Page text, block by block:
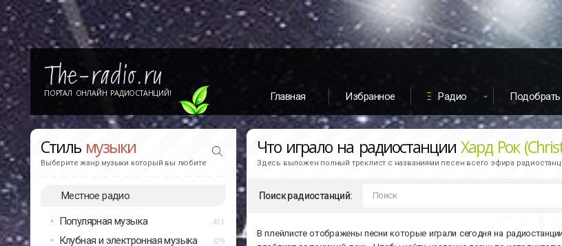
ПОРТАЛ ОНЛАЙН РАДИОСТАНЦИЙ! Главная Избранное Радио Подобрать
Стиль музыки
Выберите жанр музыки который вы любите
Местное радио
Популярная музыка 411
Клубная и электронная музыка 679
Что играло на радиостанции Хард Рок
Здесь выложен полный треклист с названиями песен всего эфира
Поиск радиостанций:
В плейлисте отображены песни которые играли сегодня на радиостанции